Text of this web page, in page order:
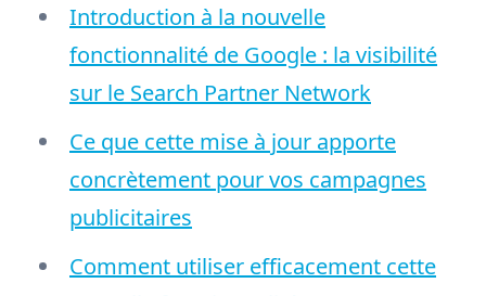
Introduction à la nouvelle
fonctionnalité de Google : la visibilité
sur le Search Partner Network
Ce que cette mise à jour apporte
concrètement pour vos campagnes
publicitaires
Comment utiliser efficacement cette